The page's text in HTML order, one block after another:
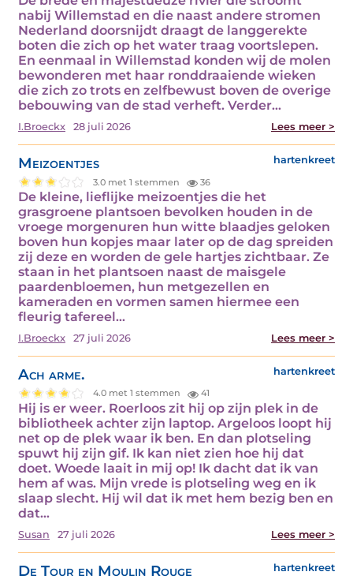
nabij Willemstad en die naast andere stromen
Nederland doorsnijdt draagt de langgerekte
boten die zich op het water traag voortslepen.
En eenmaal in Willemstad konden wij de molen
bewonderen met haar ronddraaiende wieken
die zich zo trots en zelfbewust boven de overige
bebouwing van de stad verheft. Verder…
I.Broeckx 28 juli 2026 Lees meer >
Meizoentjes hartenkreet
3.0 met 1 stemmen 36
De kleine, lieflijke meizoentjes die het
grasgroene plantsoen bevolken houden in de
vroege morgenuren hun witte blaadjes geloken
boven hun kopjes maar later op de dag spreiden
zij deze en worden de gele hartjes zichtbaar. Ze
staan in het plantsoen naast de maisgele
paardenbloemen, hun metgezellen en
kameraden en vormen samen hiermee een
fleurig tafereel…
I.Broeckx 27 juli 2026 Lees meer >
Ach arme. hartenkreet
4.0 met 1 stemmen 41
Hij is er weer. Roerloos zit hij op zijn plek in de
bibliotheek achter zijn laptop. Argeloos loopt hij
net op de plek waar ik ben. En dan plotseling
spuwt hij zijn gif. Ik kan niet zien hoe hij dat
doet. Woede laait in mij op! Ik dacht dat ik van
hem af was. Mijn vrede is plotseling weg en ik
slaap slecht. Hij wil dat ik met hem bezig ben en
dat…
Susan 27 juli 2026 Lees meer >
De Tour en Moulin Rouge hartenkreet